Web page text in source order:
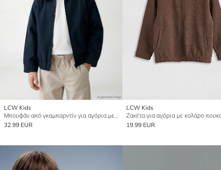
LCW Kids
Μπουφάν από γκαμπαρντίν για αγόρια με φερμουάρ
32.99 EUR
LCW Kids
Ζακέτα για αγόρια με κολάρο
19.99 EUR